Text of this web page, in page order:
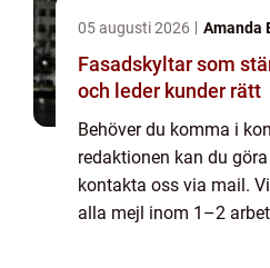
05 augusti 2026 Amanda
Fasadskyltar som
och leder kunder rätt
Behöver du komma i
redaktionen kan du
kontakta oss via mail.
alla mejl inom 1–2